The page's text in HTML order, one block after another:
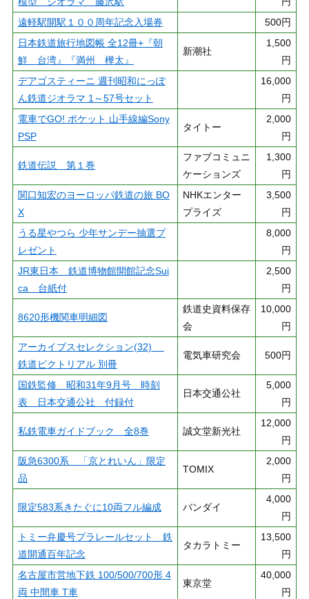
遠軽駅開駅１００周年記念入場券
500円
日本鉄道旅行地図帳 全12冊+『朝
鮮 台湾』『満州 樺太』
新潮社
1,500
円
デアゴスティーニ 週刊昭和にっぽ
ん鉄道ジオラマ 1～57号セット
16,000
円
電車でGO! ポケット 山手線編Sony
PSP
タイトー
2,000
円
鉄道伝説 第１巻
ファブコミュニ
ケーションズ
1,300
円
関口知宏のヨーロッパ鉄道の旅 BO
X
NHKエンター
プライズ
3,500
円
うる星やつら 少年サンデー抽選プ
レゼント
8,000
円
JR東日本 鉄道博物館開館記念Sui
ca 台紙付
2,500
円
8620形機関車明細図
鉄道史資料保存
会
10,000
円
アーカイブスセレクション(32)
鉄道ピクトリアル 別冊
電気車研究会 500円
国鉄監修 昭和31年9月号 時刻
表 日本交通公社 付録付
日本交通公社
5,000
円
私鉄電車ガイドブック 全8巻 誠文堂新光社
12,000
円
阪急6300系 「京とれいん」限定
品
TOMIX
2,000
円
限定583系きたぐに10両フル編成 バンダイ
4,000
円
トミー弁慶号プラレールセット 鉄
道開通百年記念
タカラトミー
13,500
円
名古屋市営地下鉄 100/500/700形 4
両 中間車 T車
東京堂
40,000
円